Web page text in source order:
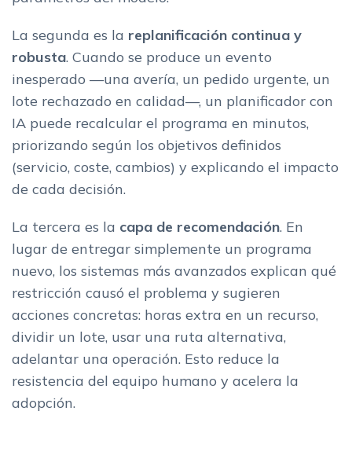
La segunda es la replanificación continua y
robusta. Cuando se produce un evento
inesperado —una avería, un pedido urgente, un
lote rechazado en calidad—, un planificador con
IA puede recalcular el programa en minutos,
priorizando según los objetivos definidos
(servicio, coste, cambios) y explicando el impacto
de cada decisión.
La tercera es la capa de recomendación. En
lugar de entregar simplemente un programa
nuevo, los sistemas más avanzados explican qué
restricción causó el problema y sugieren
acciones concretas: horas extra en un recurso,
dividir un lote, usar una ruta alternativa,
adelantar una operación. Esto reduce la
resistencia del equipo humano y acelera la
adopción.